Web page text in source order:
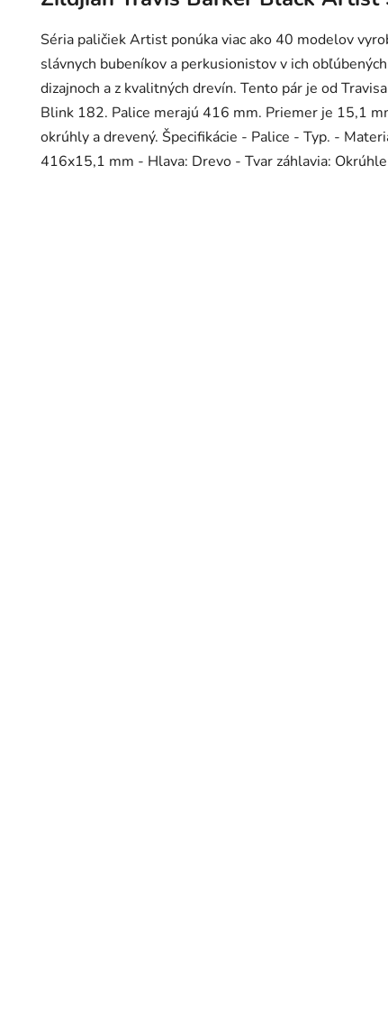
Séria paličiek Artist ponúka viac ako 40 modelov
slávnych bubeníkov a perkusionistov v ich
dizajnoch a z kvalitných drevín. Tento pár je od
Blink 182. Palice merajú 416 mm. Priemer je 15,1
okrúhly a drevený. Špecifikácie - Palice - Typ. -
416x15,1 mm - Hlava: Drevo - Tvar záhlavia: Okrúhle